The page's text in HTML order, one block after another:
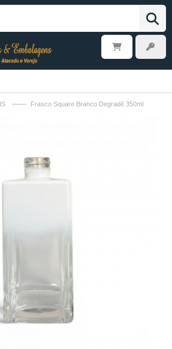
—— Frasco Square Branco Degradê 350ml